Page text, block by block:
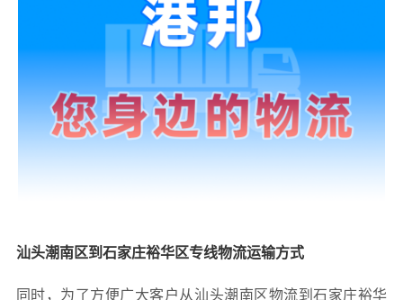
汕头潮南区到石家庄裕华区专线物流运输方式
同时，为了方便广大客户从汕头潮南区物流到石家庄裕华